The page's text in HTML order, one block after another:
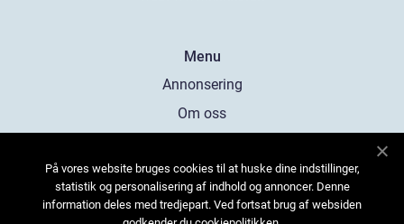
Menu
Annonsering
Om oss
Kontakta oss
Sitemap
På vores website bruges cookies til at huske dine indstillinger,
statistik og personalisering af indhold og annoncer. Denne
information deles med tredjepart. Ved fortsat brug af websiden